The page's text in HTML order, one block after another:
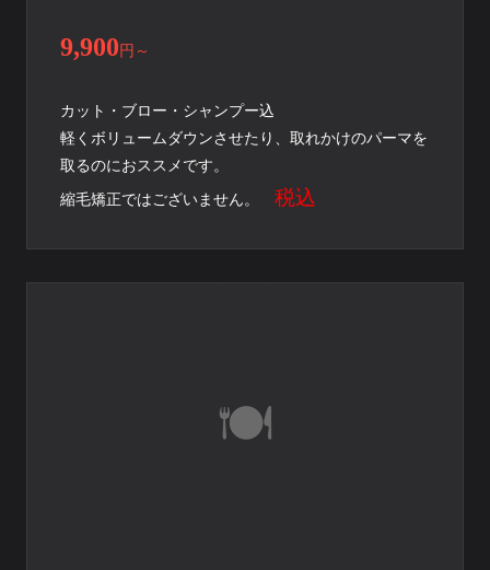
9,900 円 ～
カット・ブロー・シャンプー込
軽くボリュームダウンさせたり、取れかけのパーマを
取るのにおススメです。
縮毛矯正ではございません。 税込